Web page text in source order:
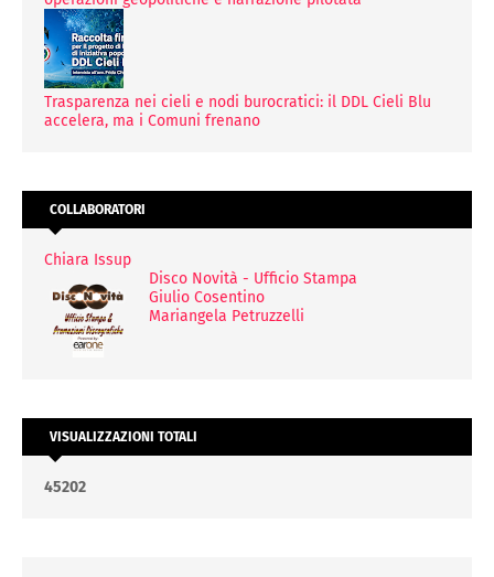
Trasparenza nei cieli e nodi burocratici: il DDL Cieli Blu
accelera, ma i Comuni frenano
COLLABORATORI
Chiara Issup
Disco Novità - Ufficio Stampa
Giulio Cosentino
Mariangela Petruzzelli
VISUALIZZAZIONI TOTALI
45202